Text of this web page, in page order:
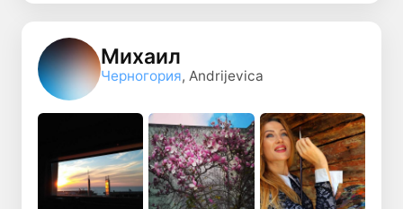
Михаил
Черногория, Andrijevica